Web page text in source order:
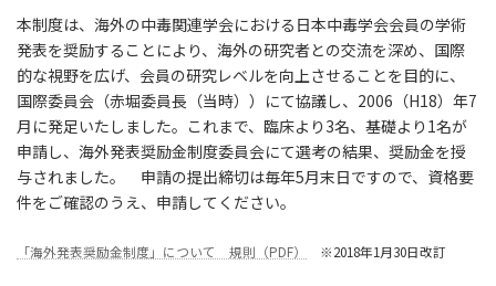
本制度は、海外の中毒関連学会における日本中毒学会会員の学術
発表を奨励することにより、海外の研究者との交流を深め、国際
的な視野を広げ、会員の研究レベルを向上させることを目的に、
国際委員会（赤堀委員長（当時））にて協議し、2006（H18）年7
月に発足いたしました。これまで、臨床より3名、基礎より1名が
申請し、海外発表奨励金制度委員会にて選考の結果、奨励金を授
与されました。 申請の提出締切は毎年5月末日ですので、資格要
件をご確認のうえ、申請してください。
「海外発表奨励金制度」について 規則（PDF） ※2018年1月30日改訂